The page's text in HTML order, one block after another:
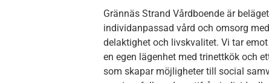
Grännäs Strand Vårdboende är
individanpassad vård och omsorg
delaktighet och livskvalitet. Vi tar
en egen lägenhet med trinettkök och
som skapar möjligheter till social